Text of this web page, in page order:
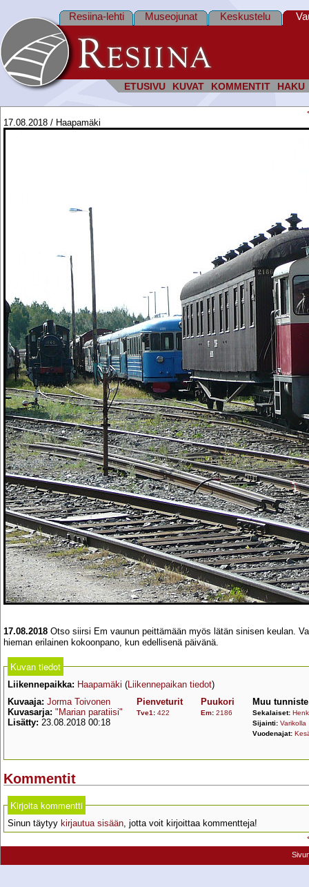
ETUSIVU KUVAT KOMMENTIT HAKU
Resiina-lehti Museojunat Keskustelu
17.08.2018 / Haapamäki
17.08.2018 Otso siirsi Em vaunun peittämään myös lätän sinisen keulan.
hieman erilainen kokoonpano, kun edellisenä päivänä.
Kuvan tiedot
Liikennepaikka: Haapamäki (Liikennepaikan tiedot)
Kuvaaja: Jorma Toivonen
Kuvasarja: "Marian paratiisi"
Lisätty: 23.08.2018 00:18
Pienveturit
Tve1 : 422
Puukori
Em: 2186
Muu tunniste
Sekalaiset:
Sijainti: Varikolla
Vuodenajat:
Kommentit
Kirjoita kommentti
Sinun täytyy kirjautua sisään, jotta voit kirjoittaa kommentteja!